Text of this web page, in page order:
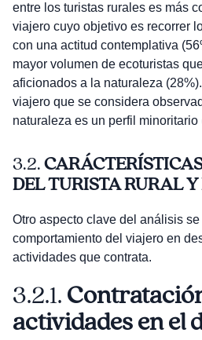
entre los turistas rurales es más
viajero cuyo objetivo es recorrer
con una actitud contemplativa
mayor volumen de ecoturistas
aficionados a la naturaleza
viajero que se considera
naturaleza es un perfil minoritario
3.2.
DEL TURISTA RURAL
Otro aspecto clave del análisis se
comportamiento del viajero en
actividades que contrata.
3.2.1.
actividades en el